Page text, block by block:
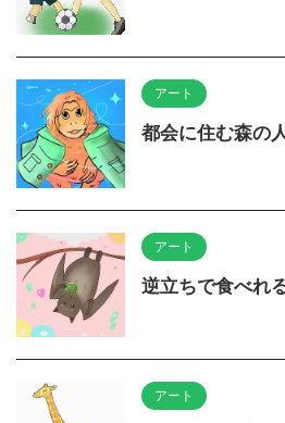
アート
都会に住む森の
アート
逆立ちで食べれ
アート